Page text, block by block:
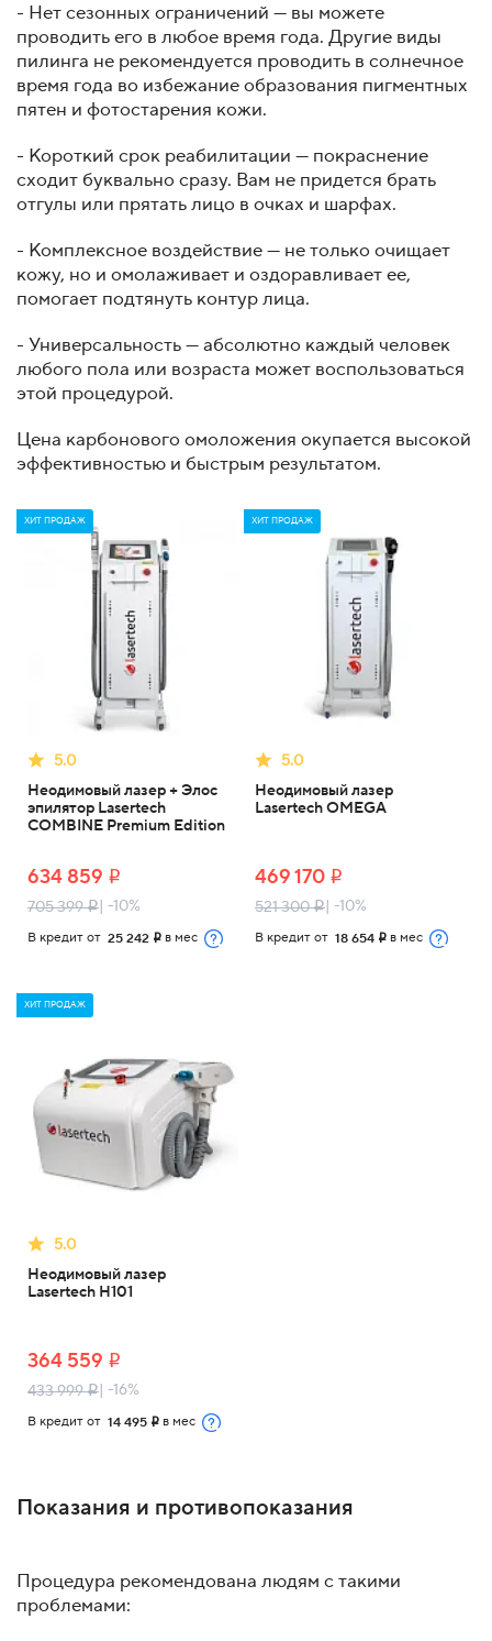
- Нет сезонных ограничений — вы можете
проводить его в любое время года. Другие виды
пилинга не рекомендуется проводить в солнечное
время года во избежание образования пигментных
пятен и фотостарения кожи.
- Короткий срок реабилитации — покраснение
сходит буквально сразу. Вам не придется брать
отгулы или прятать лицо в очках и шарфах.
- Комплексное воздействие — не только очищает
кожу, но и омолаживает и оздоравливает ее,
помогает подтянуть контур лица.
- Универсальность — абсолютно каждый человек
любого пола или возраста может воспользоваться
этой процедурой.
Цена карбонового омоложения окупается высокой
эффективностью и быстрым результатом.
ХИТ ПРОДАЖ
5.0
Неодимовый лазер + Элос
эпилятор Lasertech
COMBINE Premium Edition
634 859 i
705 399i | -10%
В кредит от 25 242 i в мес
ХИТ ПРОДАЖ
5.0
Неодимовый лазер
Lasertech OMEGA
469 170 i
521 300i | -10%
В кредит от 18 654 i в мес
ХИТ ПРОДАЖ
5.0
Неодимовый лазер
Lasertech H101
364 559 i
433 999i | -16%
В кредит от 14 495 i в мес
Показания и противопоказания
Процедура рекомендована людям с такими
проблемами: